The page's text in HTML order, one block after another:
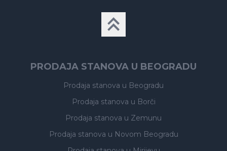
PRODAJA STANOVA U BEOGRADU
Prodaja stanova u Beogradu
Prodaja stanova u Borči
Prodaja stanova u Zemunu
Prodaja stanova u Novom Beogradu